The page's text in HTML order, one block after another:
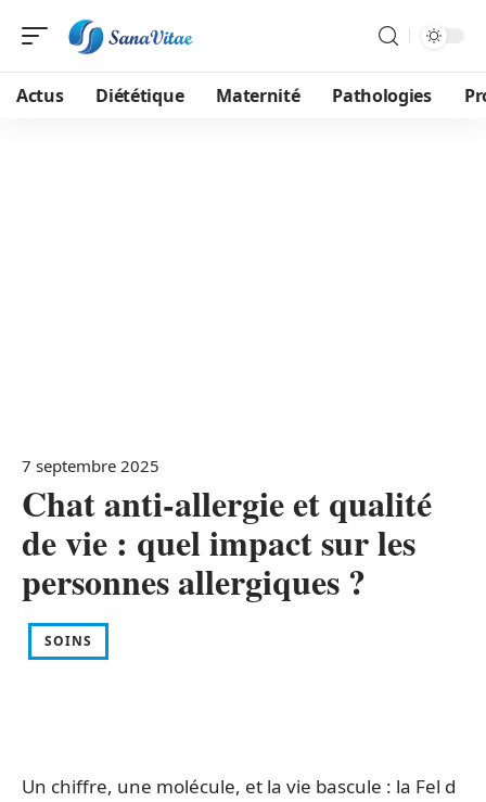
Actus Diététique Maternité Pathologies
7 septembre 2025
Chat anti-allergie et qualité
de vie : quel impact sur les
personnes allergiques ?
SOINS
Un chiffre, une molécule, et la vie bascule : la Fel d